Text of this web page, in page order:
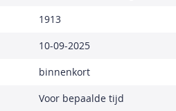
1913
10-09-2025
binnenkort
Voor bepaalde tijd